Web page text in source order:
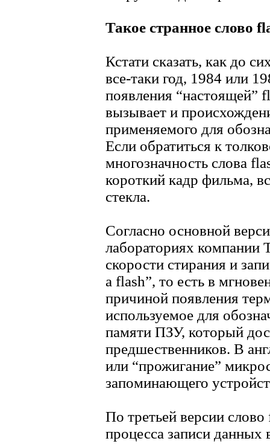
Такое странное слово
Кстати сказать, как до
все-таки год, 1984 или
появления “настоящей”
вызывает и
применяемого для
Если обратиться к
многозначность слова
короткий кадр фильма,
стекла.
Согласно основной
лабораториях компании
скорости стирания и
a flash”, то есть в
причиной появления
используемое для
памяти ПЗУ, который
предшественников. В
или “прожигание”
запоминающего
По третьей версии
процесса записи данных